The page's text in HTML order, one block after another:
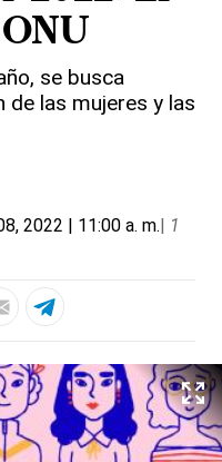
se busca
las mujeres y las
2022 | 11:00 a. m.| 1